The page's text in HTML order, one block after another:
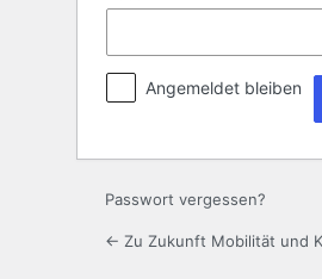
Angemeldet bleiben
Passwort vergessen?
← Zu Zukunft Mobilität und